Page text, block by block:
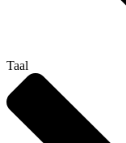
Taal